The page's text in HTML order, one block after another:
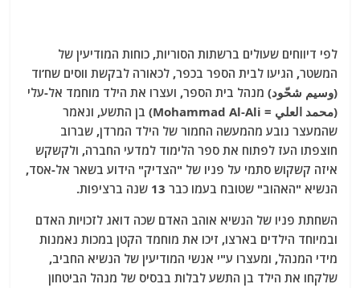
לפי דיווחים שעולים ברשתות הסוריות, כוחות המודיעין של
המשטר, הגיעו לבית הספר בכפר, לכאורה לבקשת ווסים שח’וד
(وسيم شحّود) מנהל בית הספר, ועצרו את הילד מוחמד אל-עלי
(محمد العلي = Mohammad Al-Ali) בן התשע, ונאמר
שהמעצר נובע מהמעשה החמור של הילד המרדן, שברוב
חוצפתו העז לפתוח את ספר הלימוד למדעי החברה, ולקשקש
איזה קשקוש סתמי על פניו של "הצדיק" הידוע בשאר אל-אסד,
הנשיא "האהוב" שטובח בעמו כבר 13 שנה ברציפות.
השחתת פניו של הנשיא אוהב האדם שכה דואג לזכויות האדם
ובמיוחד הילדים בארצו, זיכו את מוחמד הקטן במכות נאמנות
מידי המנהל, ומעצרו ע"י אנשי המודיעין של הנשיא החביב,
שלקחו את הילד בן התשע לבלות בבסיס של מנהל הביטחון